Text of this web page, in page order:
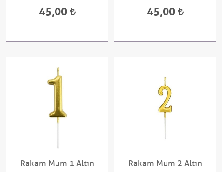
45,00 45,00
Rakam Mum 1 Altın Rakam Mum 2 Altın